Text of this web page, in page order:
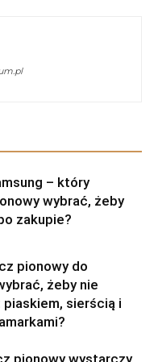
– który
wybrać, żeby
zakupie?
pionowy do
żeby nie
sierścią i
pionowy wystarczy